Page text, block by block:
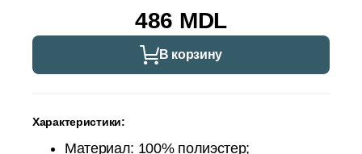
486 MDL
В корзину
Характеристики:
Материал: 100% полиэстер;